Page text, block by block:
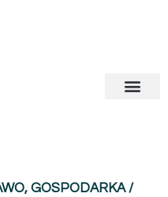
GOSPODARKA /